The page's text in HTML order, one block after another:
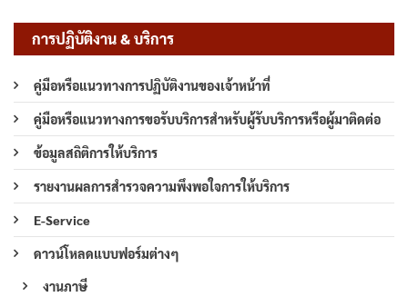
การปฏิบัติงาน & บริการ
คู่มือหรือแนวทางการปฏิบัติงานของเจ้าหน้าที่
คู่มือหรือแนวทางการขอรับบริการสำหรับผู้รับบริการหรือผู้มาติดต่อ
ข้อมูลสถิติการให้บริการ
รายงานผลการสำรวจความพึงพอใจการให้บริการ
E-Service
ดาวน์โหลดแบบฟอร์มต่างๆ
งานภาษี